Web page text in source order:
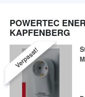
POWERTEC
KAPFENBERG
Verpasst!